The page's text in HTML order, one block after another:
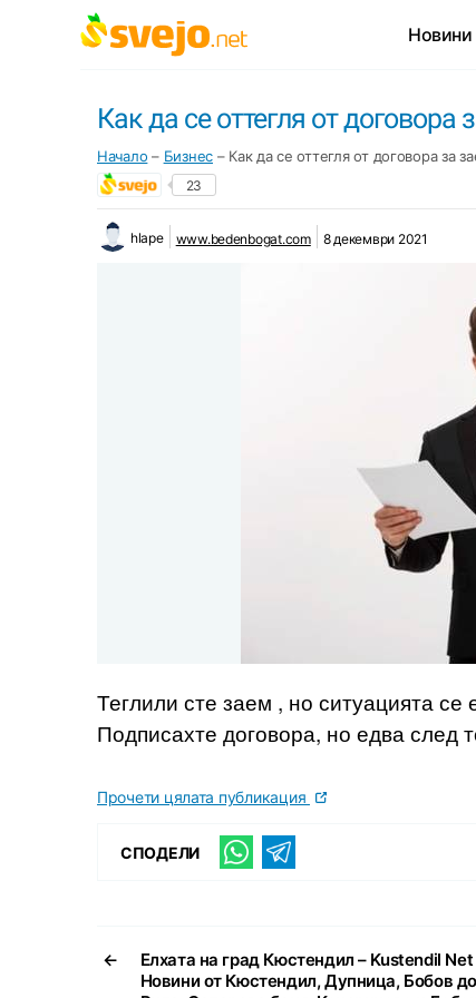
Новини
Как да се оттегля от договора
Начало – Бизнес– Как да се оттегля от договора за
23
hlape www.bedenbogat.com 8 декември 2021
Теглили сте заем , но ситуацията
Подписахте договора, но едва след
Прочети цялата публикация
СПОДЕЛИ
←
Елхата на град Кюстендил – Kustendil Net
Новини от Кюстендил, Дупница, Бобов